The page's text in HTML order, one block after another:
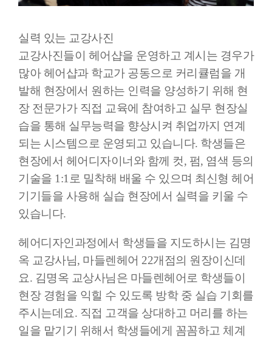
실력 있는 교강사진
교강사진들이 헤어샵을 운영하고 계시는 경우가
많아 헤어샵과 학교가 공동으로 커리큘럼을 개
발해 현장에서 원하는 인력을 양성하기 위해 현
장 전문가가 직접 교육에 참여하고 실무 현장실
습을 통해 실무능력을 향상시켜 취업까지 연계
되는 시스템으로 운영되고 있습니다. 학생들은
현장에서 헤어디자이너와 함께 컷, 펌, 염색 등의
기술을 1:1로 밀착해 배울 수 있으며 최신형 헤어
기기들을 사용해 실습 현장에서 실력을 키울 수
있습니다.
헤어디자인과정에서 학생들을 지도하시는 김명
옥 교강사님, 마들렌헤어 22개점의 원장이신데
요. 김명옥 교상사님은 마들렌헤어로 학생들이
현장 경험을 익힐 수 있도록 방학 중 실습 기회를
주시는데요. 직접 고객을 상대하고 머리를 하는
일을 맡기기 위해서 학생들에게 꼼꼼하고 체계